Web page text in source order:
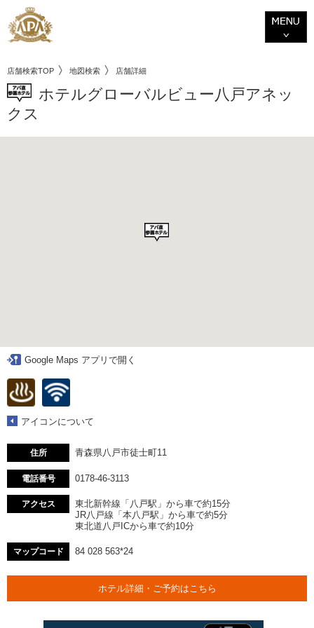
店舗検索TOP 地図検索 店舗詳細
ホテルグローバルビュー八戸アネッ
クス
Google Maps アプリで開く
アイコンについて
住所 青森県八戸市徒士町11
電話番号 0178-46-3113
アクセス
東北新幹線「八戸駅」から車で約15分
JR八戸線「本八戸駅」から車で約5分
東北道八戸ICから車で約10分
マップコード 84 028 563*24
ホテル詳細・ご予約はこちら